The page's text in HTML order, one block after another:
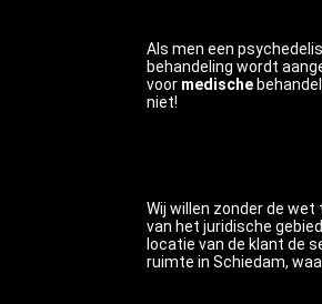
Als men een
behandeling wordt
voor medische
niet!
Wij willen zonder de
van het juridische
locatie van de klant de
ruimte in Schiedam,